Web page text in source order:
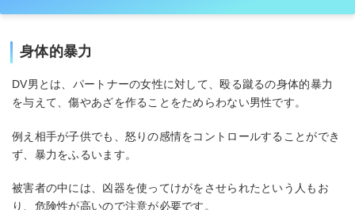
身体的暴力
DV男とは、パートナーの女性に対して、殴る蹴るの身体的暴力
を与えて、傷やあざを作ることをためらわない男性です。
例え相手が子供でも、怒りの感情をコントロールすることができ
ず、暴力をふるいます。
被害者の中には、凶器を使ってけがをさせられたという人もお
り、危険性が高いので注意が必要です。